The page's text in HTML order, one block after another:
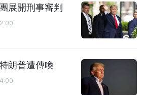
展開刑事審判
朗普遭傳喚